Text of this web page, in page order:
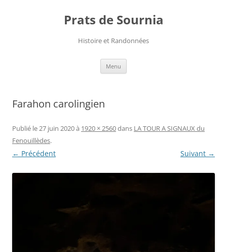
Prats de Sournia
Histoire et Randonnées
Menu
Farahon carolingien
Publié le27 juin 2020à 1920 × 2560dans LA TOUR A SIGNAUX du
Fenouillèdes.
← Précédent Suivant →